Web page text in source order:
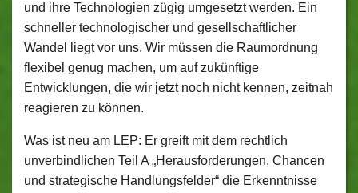
und ihre Technologien zügig umgesetzt werden. Ein
schneller technologischer und gesellschaftlicher
Wandel liegt vor uns. Wir müssen die Raumordnung
flexibel genug machen, um auf zukünftige
Entwicklungen, die wir jetzt noch nicht kennen, zeitnah
reagieren zu können.
Was ist neu am LEP: Er greift mit dem rechtlich
unverbindlichen Teil A „Herausforderungen, Chancen
und strategische Handlungsfelder“ die Erkenntnisse